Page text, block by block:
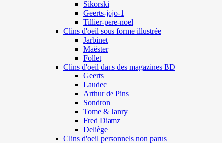
Sikorski
Geerts-jojo-1
Tillier-pere-noel
Clins d'oeil sous forme illustrée
Jarbinet
Maëster
Follet
Clins d'oeil dans des magazines BD
Geerts
Laudec
Arthur de Pins
Sondron
Tome & Janry
Fred Diamz
Deliège
Clins d'oeil personnels non parus